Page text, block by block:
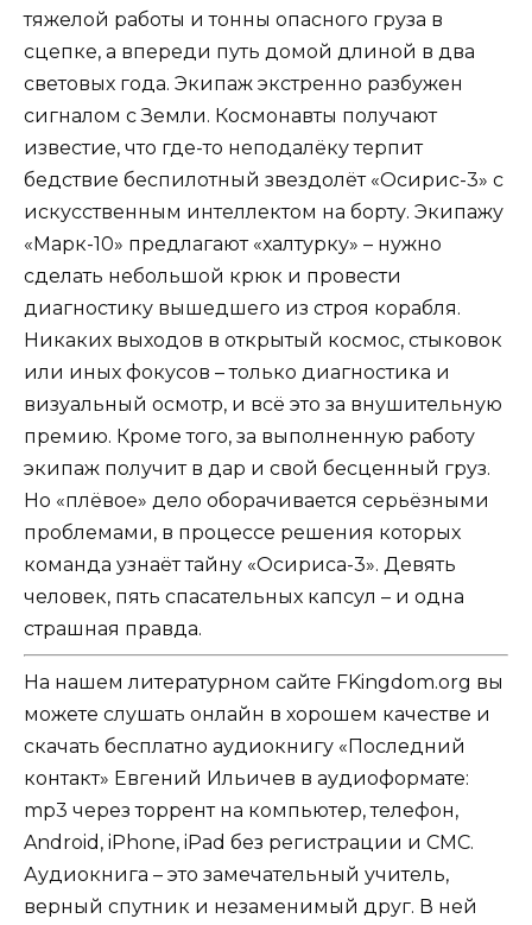
тяжелой работы и тонны опасного груза в
сцепке, а впереди путь домой длиной в два
световых года. Экипаж экстренно разбужен
сигналом с Земли. Космонавты получают
известие, что где-то неподалёку терпит
бедствие беспилотный звездолёт «Осирис-3» с
искусственным интеллектом на борту. Экипажу
«Марк-10» предлагают «халтурку» – нужно
сделать небольшой крюк и провести
диагностику вышедшего из строя корабля.
Никаких выходов в открытый космос, стыковок
или иных фокусов – только диагностика и
визуальный осмотр, и всё это за внушительную
премию. Кроме того, за выполненную работу
экипаж получит в дар и свой бесценный груз.
Но «плёвое» дело оборачивается серьёзными
проблемами, в процессе решения которых
команда узнаёт тайну «Осириса-3». Девять
человек, пять спасательных капсул – и одна
страшная правда.
На нашем литературном сайте FKingdom.org вы
можете слушать онлайн в хорошем качестве и
скачать бесплатно аудиокнигу «Последний
контакт» Евгений Ильичев в аудиоформате:
mp3 через торрент на компьютер, телефон,
Android, iPhone, iPad без регистрации и СМС.
Аудиокнига – это замечательный учитель,
верный спутник и незаменимый друг. В ней